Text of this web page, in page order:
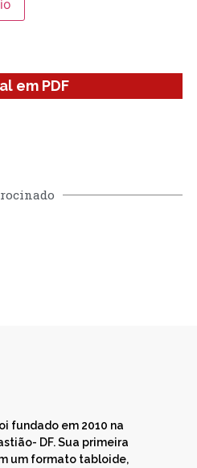
em PDF
fundado em 2010 na
DF. Sua primeira
um formato tabloide,